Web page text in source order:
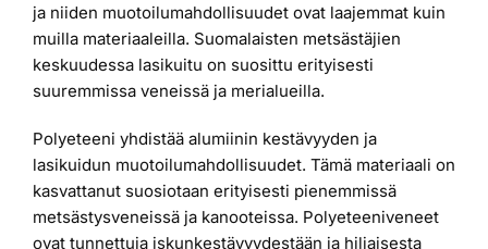
ja niiden muotoilumahdollisuudet ovat laajemmat kuin
muilla materiaaleilla. Suomalaisten metsästäjien
keskuudessa lasikuitu on suosittu erityisesti
suuremmissa veneissä ja merialueilla.
Polyeteeni yhdistää alumiinin kestävyyden ja
lasikuidun muotoilumahdollisuudet. Tämä materiaali on
kasvattanut suosiotaan erityisesti pienemmissä
metsästysveneissä ja kanooteissa. Polyeteeniveneet
ovat tunnettuja iskunkestävyydestään ja hiljaisesta